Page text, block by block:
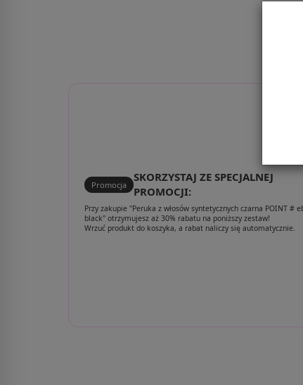
Promocja
SKORZYSTAJ ZE SPECJALNEJ
PROMOCJI:
Przy zakupie "Peruka z włosów syntetycznych czarna POINT #
black" otrzymujesz aż 30% rabatu na poniższy zestaw!
Wrzuć produkt do koszyka, a rabat naliczy się automatycznie.